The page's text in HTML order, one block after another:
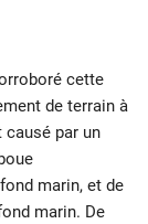
cette
de terrain à
causé par un
marin, et de
marin. De